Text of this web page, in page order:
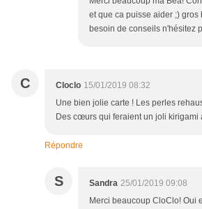
et que ca puisse aider ;) gros
besoin de conseils n'hésitez
C Cloclo 15/01/2019 08:32
Une bien jolie carte ! Les perles
Des cœurs qui feraient un joli kirigami
Répondre
S Sandra 25/01/2019 09:08
Merci beaucoup CloClo! Oui